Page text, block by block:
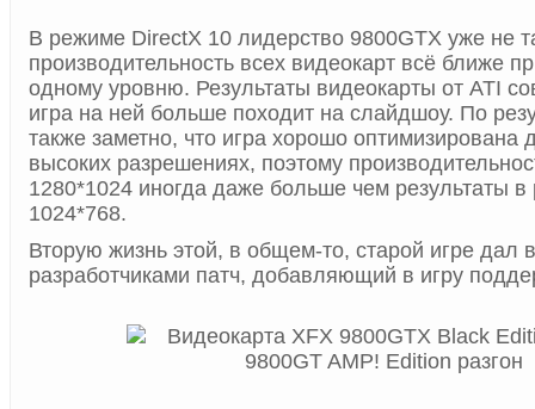
В режиме DirectX 10 лидерство 9800GTX уже не
производительность всех видеокарт всё ближе
одному уровню. Результаты видеокарты от ATI
игра на ней больше походит на слайдшоу. По
также заметно, что игра хорошо оптимизирована
высоких разрешениях, поэтому
1280*1024 иногда даже больше чем результаты
1024*768.
Вторую жизнь этой, в общем-то, старой игре
разработчиками патч, добавляющий в игру